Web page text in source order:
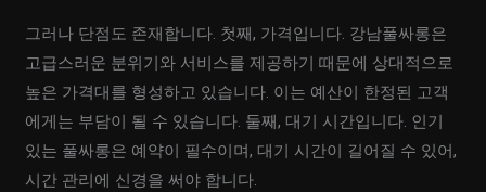
그러나 단점도 존재합니다. 첫째, 가격입니다. 강남풀싸롱은
고급스러운 분위기와 서비스를 제공하기 때문에 상대적으로
높은 가격대를 형성하고 있습니다. 이는 예산이 한정된 고객
에게는 부담이 될 수 있습니다. 둘째, 대기 시간입니다. 인기
있는 풀싸롱은 예약이 필수이며, 대기 시간이 길어질 수 있어,
시간 관리에 신경을 써야 합니다.